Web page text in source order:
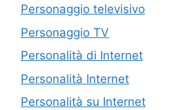
Personaggio televisivo
Personaggio TV
Personalità di Internet
Personalità Internet
Personalità su Internet